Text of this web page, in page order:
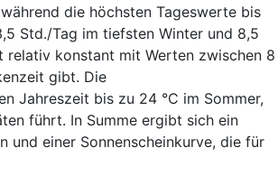
die höchsten Tageswerte bis
Std./Tag im tiefsten Winter und 8,5
relativ konstant mit Werten zwischen 8
gibt. Die
Jahreszeit bis zu 24 °C im Sommer,
führt. In Summe ergibt sich ein
und einer Sonnenscheinkurve, die für